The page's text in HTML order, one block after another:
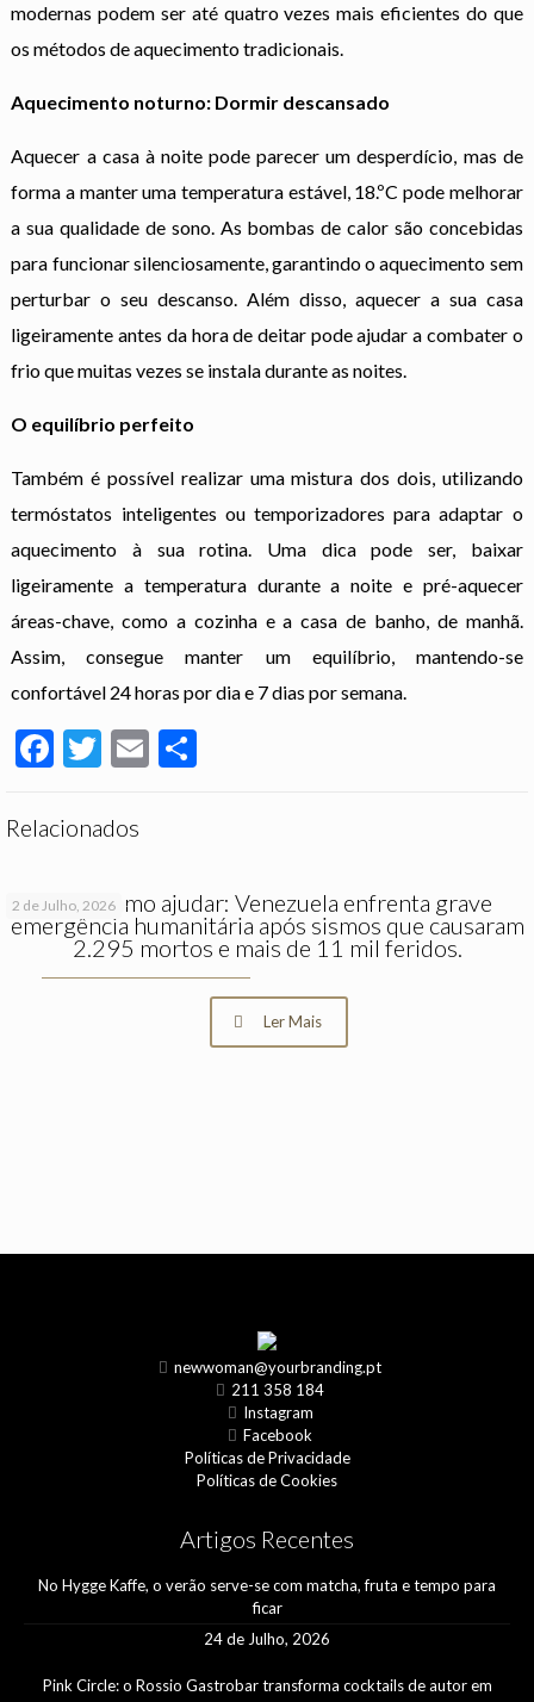
modernas podem ser até quatro vezes mais eficientes do que
os métodos de aquecimento tradicionais.
Aquecimento noturno: Dormir descansado
Aquecer a casa à noite pode parecer um desperdício, mas de
forma a manter uma temperatura estável, 18.ºC pode melhorar
a sua qualidade de sono. As bombas de calor são concebidas
para funcionar silenciosamente, garantindo o aquecimento sem
perturbar o seu descanso. Além disso, aquecer a sua casa
ligeiramente antes da hora de deitar pode ajudar a combater o
frio que muitas vezes se instala durante as noites.
O equilíbrio perfeito
Também é possível realizar uma mistura dos dois, utilizando
termóstatos inteligentes ou temporizadores para adaptar o
aquecimento à sua rotina. Uma dica pode ser, baixar
ligeiramente a temperatura durante a noite e pré-aquecer
áreas-chave, como a cozinha e a casa de banho, de manhã.
Assim, consegue manter um equilíbrio, mantendo-se
confortável 24 horas por dia e 7 dias por semana.
Facebook
Twitter
Email
Relacionados
2 de Julho, 2026
Saiba como ajudar: Venezuela enfrenta grave
emergência humanitária após sismos que causaram
2.295 mortos e mais de 11 mil feridos.
Ler Mais
newwoman@yourbranding.pt
211 358 184
Instagram
Facebook
Políticas de Privacidade
Políticas de Cookies
Artigos Recentes
No Hygge Kaffe, o verão serve-se com matcha, fruta e tempo para
ficar
24 de Julho, 2026
Pink Circle: o Rossio Gastrobar transforma cocktails de autor em